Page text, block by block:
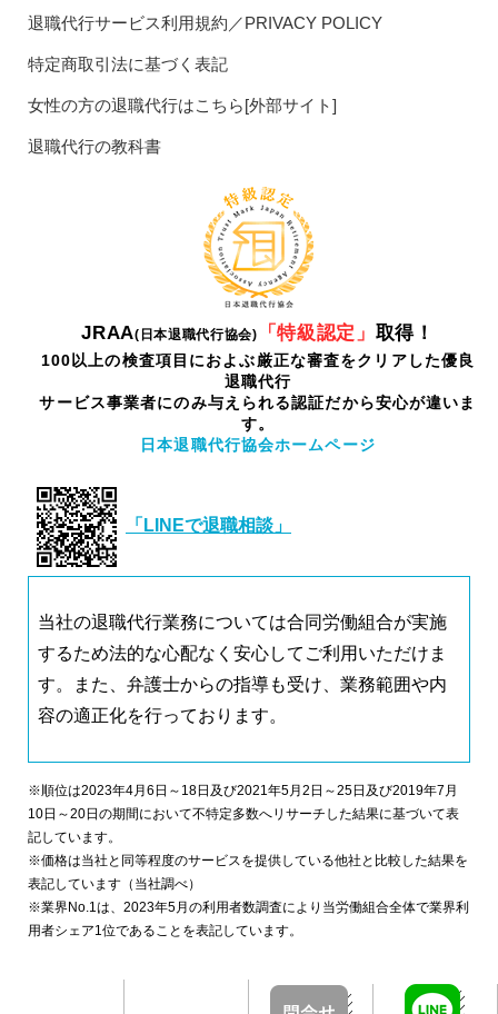
退職代行サービス利用規約／PRIVACY POLICY
特定商取引法に基づく表記
女性の方の退職代行はこちら[外部サイト]
退職代行の教科書
JRAA(日本退職代行協会) 「特級認定」 取得！
100以上の検査項目におよぶ厳正な審査をクリアした優良
退職代行
サービス事業者にのみ与えられる認証だから安心が違いま
す。
日本退職代行協会ホームページ
「LINEで退職相談」
当社の退職代行業務については合同労働組合が実施
するため法的な心配なく安心してご利用いただけま
す。また、弁護士からの指導も受け、業務範囲や内
容の適正化を行っております。
※順位は2023年4月6日～18日及び2021年5月2日～25日及び2019年7月
10日～20日の期間において不特定多数へリサーチした結果に基づいて表
記しています。
※価格は当社と同等程度のサービスを提供している他社と比較した結果を
表記しています（当社調べ）
※業界No.1は、2023年5月の利用者数調査により当労働組合全体で業界利
用者シェア1位であることを表記しています。